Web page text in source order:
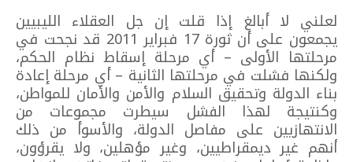
لعلني لا أبالغ إذا قلت إن جل العقلاء الليبيين
يجمعون على أن ثورة 17 فبراير 2011 قد نجحت في
مرحلتها الأولى – أي مرحلة إسقاط نظام الحكم،
ولكنها فشلت في مرحلتها الثانية – أي مرحلة إعادة
بناء الدولة وتحقيق السلام والأمن والأمان للمواطن،
وكنتيجة لهذا الفشل سيطرت مجموعات من
الانتهازيين على مفاصل الدولة، والأسوأ من ذلك
أنهم غير ديمقراطيين، وغير مؤهلين، ولا يقرؤون،